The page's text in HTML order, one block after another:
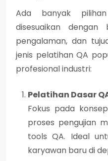
Ada banyak
disesuaikan dengan
pengalaman, dan
jenis pelatihan QA
profesional industri:
Pelatihan Dasar
Fokus pada
proses pengujian
tools QA. Ideal
karyawan baru di